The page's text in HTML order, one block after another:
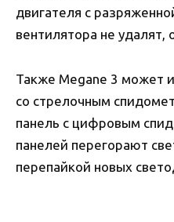
двигателя с
вентилятора не удалят,
Также Megane 3 может
со стрелочным
панель с цифровым
панелей перегорают
перепайкой новых